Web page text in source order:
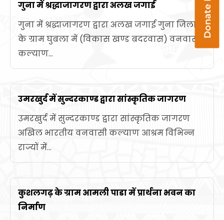
गुना में श्रद्धाजागरण द्वारा अलख जगाई
गुना में श्रद्धाजागरण द्वारा अलख जगाई गुना जिला
के ग्राम घुबला में (विकास खण्ड बदरवास) वनवासी
कल्याण...
उमरखुर्द में सुन्दरकाण्ड द्वारा सांस्कृतिक जागरण
उमरखुर्द में सुन्दरकाण्ड द्वारा सांस्कृतिक जागरण
अखिल भारतीय वनवासी कल्याण आश्रम विभिन्न
राज्यों में...
कुशलगढ़ के ग्राम आमली पाडा में प्रार्थना भवन का
निर्माण